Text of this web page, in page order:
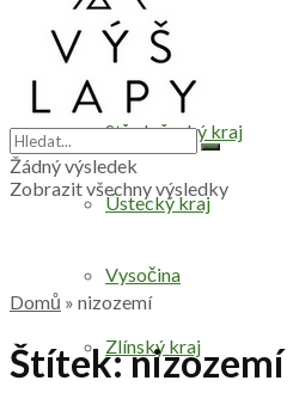
Praha
Středočeský kraj
Ústecký kraj
Vysočina
Zlínský kraj
Žádný výsledek
Zobrazit všechny výsledky
Domů » nizozemí
Štítek:nizozemí